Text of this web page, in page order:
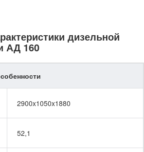
дизельной
АД 160
2900x1050x1880
52,1